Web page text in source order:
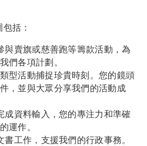
括：
與賣旗或慈善跑等籌款活動，為
們各項計劃。
型活動捕捉珍貴時刻。您的鏡頭
，並與大眾分享我們的活動成
成資料輸入，您的專注力和準確
運作。
書工作，支援我們的行政事務。